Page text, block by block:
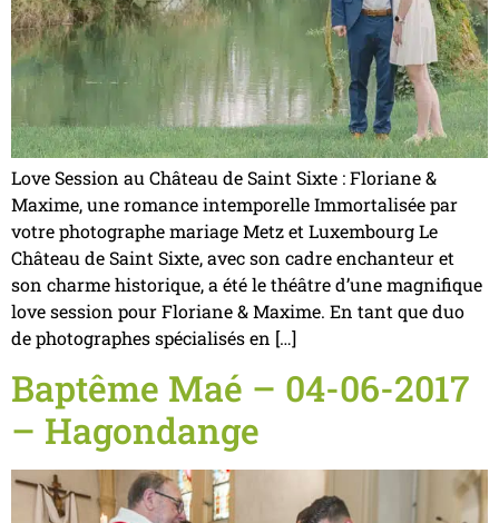
Love Session au Château de Saint Sixte : Floriane &
Maxime, une romance intemporelle Immortalisée par
votre photographe mariage Metz et Luxembourg Le
Château de Saint Sixte, avec son cadre enchanteur et
son charme historique, a été le théâtre d’une magnifique
love session pour Floriane & Maxime. En tant que duo
de photographes spécialisés en […]
Baptême Maé – 04-06-2017
– Hagondange